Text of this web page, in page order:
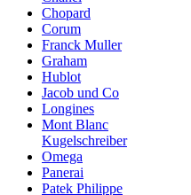
Chopard
Corum
Franck Muller
Graham
Hublot
Jacob und Co
Longines
Mont Blanc
Kugelschreiber
Omega
Panerai
Patek Philippe